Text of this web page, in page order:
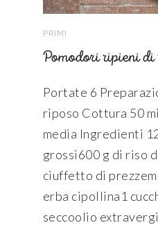
PRIMI
Pomodori ripieni di
Portate 6
riposo Cottura 50
media Ingredienti
grossi600 g di riso
ciuffetto di
erba cipollina1
seccoolio